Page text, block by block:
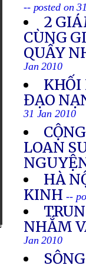
-- posted on
2
CÙNG
QUẤY
Jan 2010
KHỐI
ĐẠO
31 Jan 2010
LOAN
HÀ
KINH --
NHẮM
Jan 2010